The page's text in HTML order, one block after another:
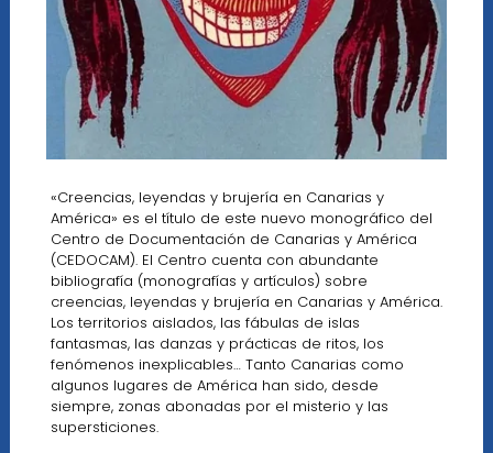
«Creencias, leyendas y brujería en Canarias y
América» es el título de este nuevo monográfico del
Centro de Documentación de Canarias y América
(CEDOCAM). El Centro cuenta con abundante
bibliografía (monografías y artículos) sobre
creencias, leyendas y brujería en Canarias y América.
Los territorios aislados, las fábulas de islas
fantasmas, las danzas y prácticas de ritos, los
fenómenos inexplicables… Tanto Canarias como
algunos lugares de América han sido, desde
siempre, zonas abonadas por el misterio y las
supersticiones.